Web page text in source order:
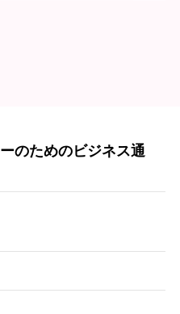
のためのビジネス通